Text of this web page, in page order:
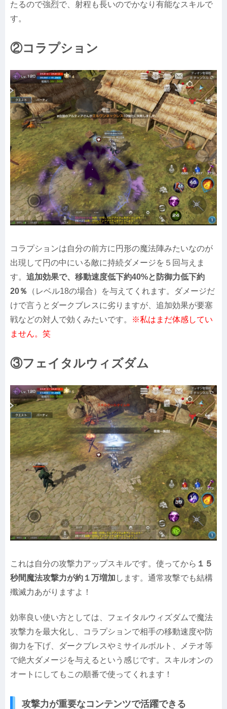
たるので強烈で、射程も長いのでかなり有能なスキルで
す。
②コラプション
コラプションは自分の前方に円形の魔法陣みたいなのが
出現して円の中にいる敵に持続ダメージを５回与えま
す。 追加効果で、移動速度低下約40%と防御力低下約
20％
（レベル18の場合）を与えてくれます。ダメージだ
けで言うとダークブレスに劣りますが、追加効果が要塞
戦などの対人で効くみたいです。
※私はまだ体感してい
ません。笑
③フェイタルウィズダム
これは自分の攻撃力アップスキルです。使ってから １５
秒間魔法攻撃力が約１万増加 します。通常攻撃でも結構
殲滅力あがりますよ！
効率良い使い方としては、フェイタルウィズダムで魔法
攻撃力を最大化し、コラプションで相手の移動速度や防
御力を下げ、ダークブレスやミサイルボルト、メテオ等
で絶大ダメージを与えるという感じです。スキルオンの
オートにしてもこの順番で使ってくれます！
攻撃力が重要なコンテンツで活躍できる